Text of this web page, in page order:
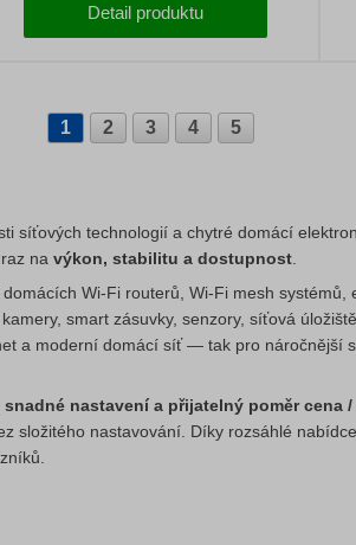
Detail produktu
1 2 3 4 5
síťových technologií a chytré domácí
na výkon, stabilitu a dostupnost
Wi‑Fi routerů, Wi‑Fi mesh systémů,
smart zásuvky, senzory, síťová
a moderní domácí síť — tak pro náročnější
nastavení a přijatelný poměr cena
složitého nastavování. Díky rozsáhlé